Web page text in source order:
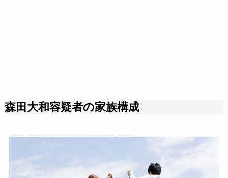
森田大和容疑者の家族構成